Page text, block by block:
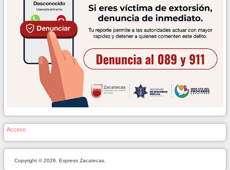
Acceso
Copyright © 2026. Express Zacatecas.